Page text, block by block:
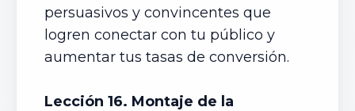
persuasivos y convincentes que
logren conectar con tu público y
aumentar tus tasas de conversión.
Lección 16. Montaje de la